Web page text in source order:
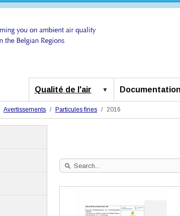
Qualité de l'air Documentation
Avertissements Particules fines 2016
Search
Site